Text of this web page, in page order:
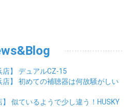
店】 デュアルCZ-15
店】 初めての補聴器は何故騒がしい
似ているようで少し違う！HUSKY